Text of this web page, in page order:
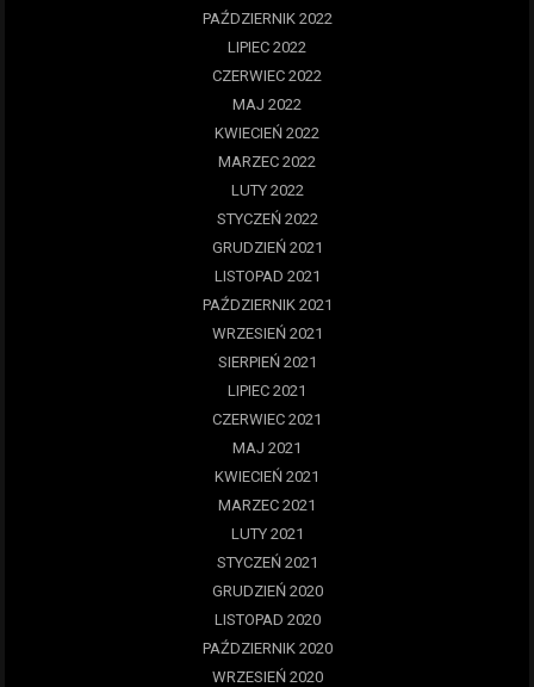
PAŹDZIERNIK 2022
LIPIEC 2022
CZERWIEC 2022
MAJ 2022
KWIECIEŃ 2022
MARZEC 2022
LUTY 2022
STYCZEŃ 2022
GRUDZIEŃ 2021
LISTOPAD 2021
PAŹDZIERNIK 2021
WRZESIEŃ 2021
SIERPIEŃ 2021
LIPIEC 2021
CZERWIEC 2021
MAJ 2021
KWIECIEŃ 2021
MARZEC 2021
LUTY 2021
STYCZEŃ 2021
GRUDZIEŃ 2020
LISTOPAD 2020
PAŹDZIERNIK 2020
WRZESIEŃ 2020